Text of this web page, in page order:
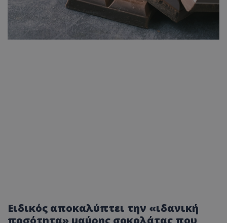
Ειδικός αποκαλύπτει την «ιδανική
ποσότητα» μαύρης σοκολάτας που